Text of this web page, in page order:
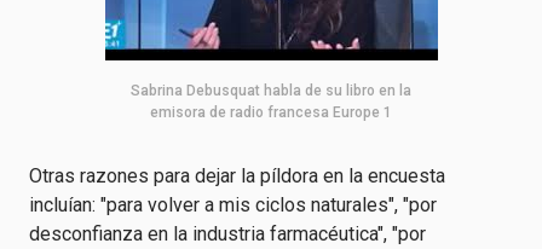
Sabrina Debusquat habla de su libro en la
emisora de radio francesa Europe 1
Otras razones para dejar la píldora en la encuesta
incluían: "para volver a mis ciclos naturales", "por
desconfianza en la industria farmacéutica", "por